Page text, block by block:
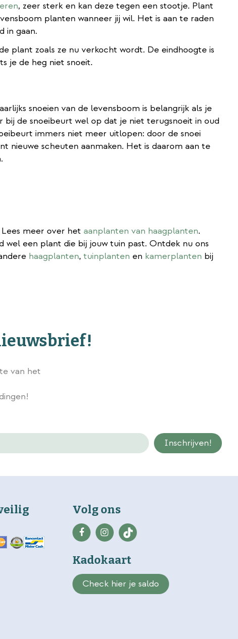
, zeer sterk en kan deze tegen een stootje. Plant
planten wanneer jij wil. Het is aan te raden
in gaan.
plant zoals ze nu verkocht wordt. De eindhoogte is
je de heg niet snoeit.
snoeien van de levensboom is belangrijk als je
de snoeibeurt wel op dat je niet terugsnoeit in oud
immers niet meer uitlopen: door de snoei
nieuwe scheuten aanmaken. Het is daarom aan te
meer over het aanplanten van haagplanten.
wel een plant die bij jouw tuin past. Ontdek nu ons
haagplanten, tuinplanten en kamerplanten bij
van het
Volg ons
Kadokaart
Check hier je saldo